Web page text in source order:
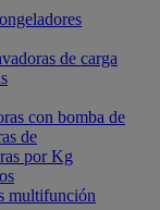
de carga
con bomba de
de
por Kg
multifunción